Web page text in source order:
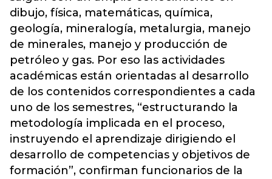
dibujo, física, matemáticas, química,
geología, mineralogía, metalurgia, manejo
de minerales, manejo y producción de
petróleo y gas. Por eso las actividades
académicas están orientadas al desarrollo
de los contenidos correspondientes a cada
uno de los semestres, “estructurando la
metodología implicada en el proceso,
instruyendo el aprendizaje dirigiendo el
desarrollo de competencias y objetivos de
formación”, confirman funcionarios de la